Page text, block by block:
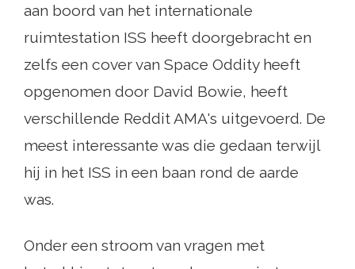
aan boord van het internationale
ruimtestation ISS heeft doorgebracht en
zelfs een cover van Space Oddity heeft
opgenomen door David Bowie, heeft
verschillende Reddit AMA's uitgevoerd. De
meest interessante was die gedaan terwijl
hij in het ISS in een baan rond de aarde
was.
Onder een stroom van vragen met